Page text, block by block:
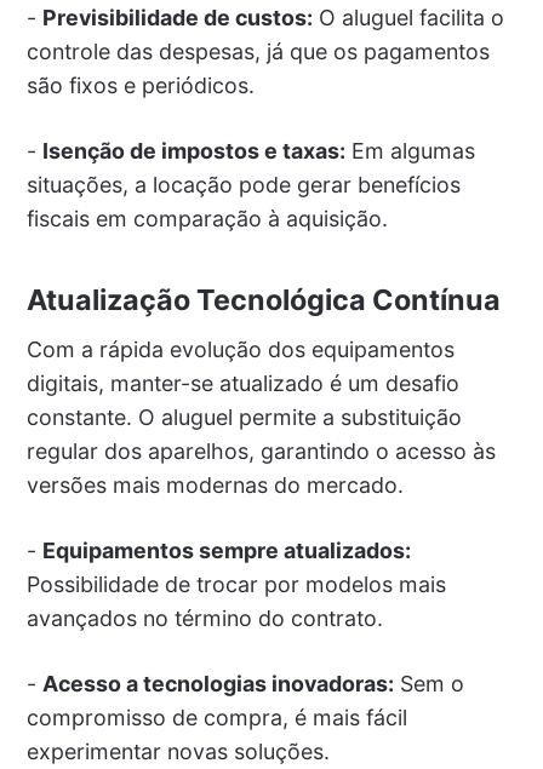
- Previsibilidade de custos: O aluguel facilita o
controle das despesas, já que os pagamentos
são fixos e periódicos.
- Isenção de impostos e taxas: Em algumas
situações, a locação pode gerar benefícios
fiscais em comparação à aquisição.
Atualização Tecnológica Contínua
Com a rápida evolução dos equipamentos
digitais, manter-se atualizado é um desafio
constante. O aluguel permite a substituição
regular dos aparelhos, garantindo o acesso às
versões mais modernas do mercado.
- Equipamentos sempre atualizados:
Possibilidade de trocar por modelos mais
avançados no término do contrato.
- Acesso a tecnologias inovadoras: Sem o
compromisso de compra, é mais fácil
experimentar novas soluções.